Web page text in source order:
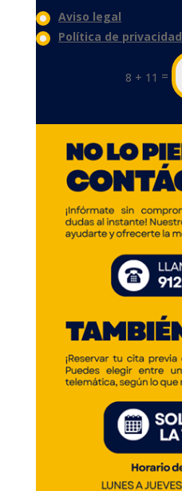
Aviso legal
Política de privacidad
8 + 11 =